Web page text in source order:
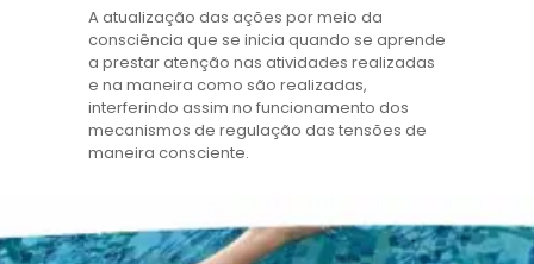
A atualização das ações por meio da
consciência que se inicia quando se aprende
a prestar atenção nas atividades realizadas
e na maneira como são realizadas,
interferindo assim no funcionamento dos
mecanismos de regulação das tensões de
maneira consciente.